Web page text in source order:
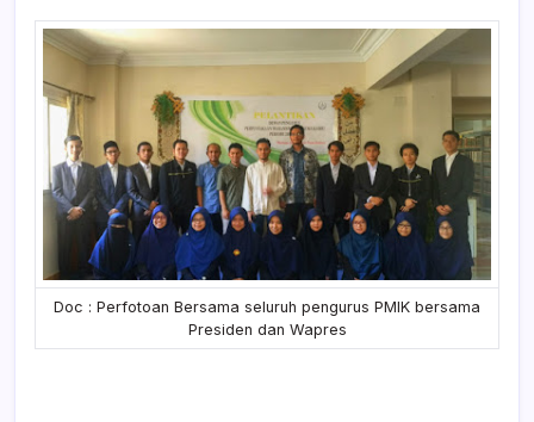
Doc : Perfotoan Bersama seluruh pengurus PMIK bersama
Presiden dan Wapres